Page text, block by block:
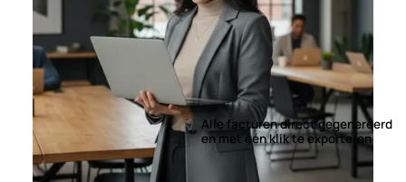
Alle facturen direct gegenereerd
en met één klik te exporteren